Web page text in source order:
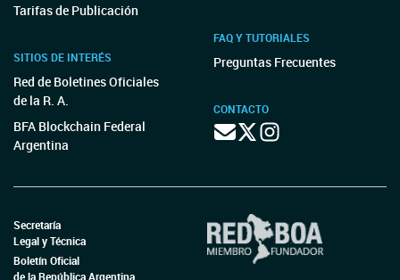
Tarifas de Publicación
SITIOS DE INTERÉS
Red de Boletines Oficiales
de la R. A.
BFA Blockchain Federal
Argentina
FAQ Y TUTORIALES
Preguntas Frecuentes
CONTACTO
Secretaría
Legal y Técnica
Boletín Oficial
de la República Argentina